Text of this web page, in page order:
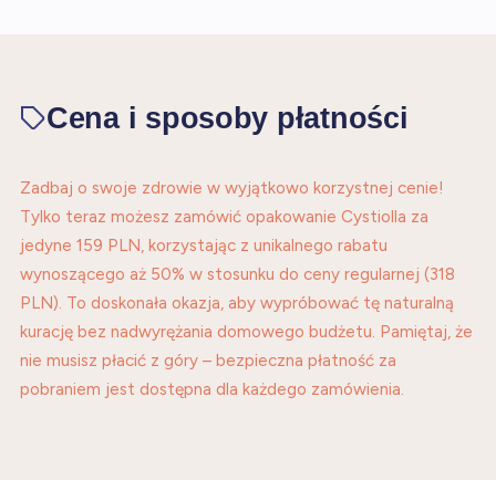
Cena i sposoby płatności
Zadbaj o swoje zdrowie w wyjątkowo korzystnej cenie!
Tylko teraz możesz zamówić opakowanie Cystiolla za
jedyne 159 PLN, korzystając z unikalnego rabatu
wynoszącego aż 50% w stosunku do ceny regularnej (318
PLN). To doskonała okazja, aby wypróbować tę naturalną
kurację bez nadwyrężania domowego budżetu. Pamiętaj, że
nie musisz płacić z góry – bezpieczna płatność za
pobraniem jest dostępna dla każdego zamówienia.